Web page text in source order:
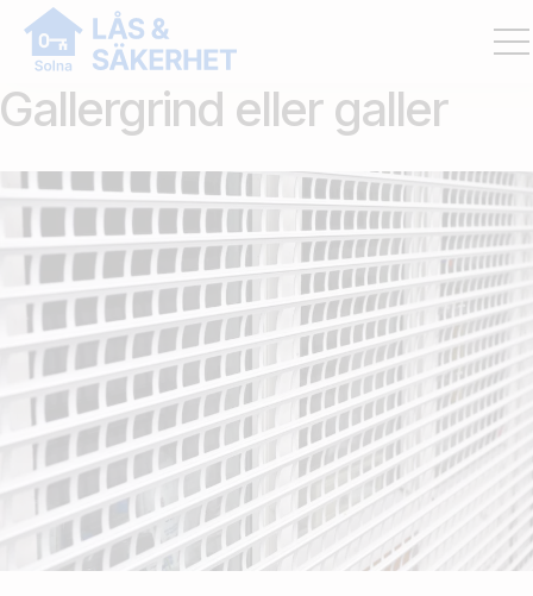
Gallergrind eller galler